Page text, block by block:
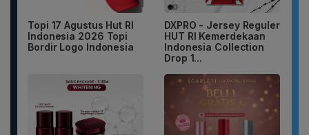
Topi 17 Agustus Hut RI
Indonesia 2026 Topi
Bordir Logo Indonesia
DXPRO - Jersey Reguler
HUT RI Kemerdekaan
Indonesia Collection
Drop 1...